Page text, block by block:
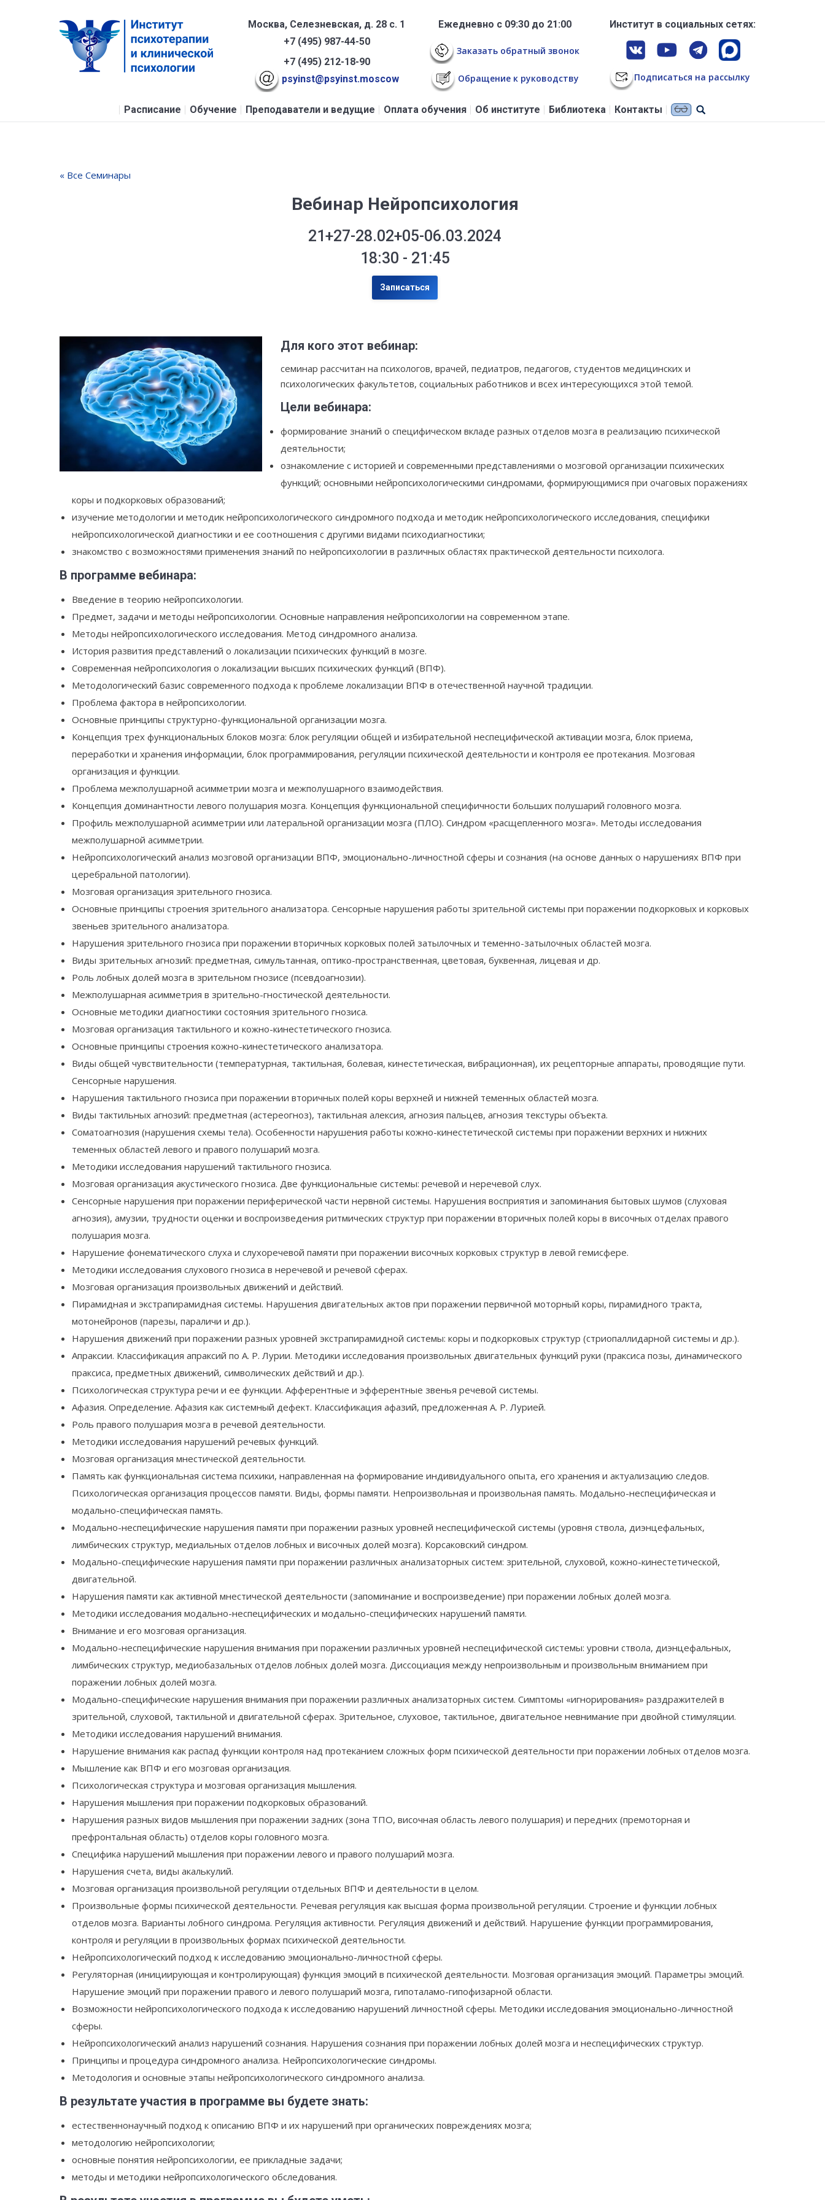
Москва, Селезневская, д. 28 с. 1
+7 (495) 987-44-50
+7 (495) 212-18-90
psyinst@psyinst.moscow
Ежедневно с 09:30 до 21:00
Заказать обратный звонок
Обращение к руководству
Институт в социальных сетях:
Подписаться на рассылку
Расписание Обучение Преподаватели и ведущие Оплата обучения Об институте Библиотека Контакты
« Все Семинары
Вебинар Нейропсихология
21+27-28.02+05-06.03.2024
18:30 - 21:45
Записаться
Для кого этот вебинар:
семинар рассчитан на психологов, врачей, педиатров, педагогов, студентов медицинских и
психологических факультетов, социальных работников и всех интересующихся этой темой.
Цели вебинара:
формирование знаний о специфическом вкладе разных отделов мозга в реализацию психической
деятельности;
ознакомление с историей и современными представлениями о мозговой организации психических
функций; основными нейропсихологическими синдромами, формирующимися при очаговых поражениях
коры и подкорковых образований;
изучение методологии и методик нейропсихологического синдромного подхода и методик нейропсихологического исследования, специфики
нейропсихологической диагностики и ее соотношения с другими видами психодиагностики;
знакомство с возможностями применения знаний по нейропсихологии в различных областях практической деятельности психолога.
В программе вебинара:
Введение в теорию нейропсихологии.
Предмет, задачи и методы нейропсихологии. Основные направления нейропсихологии на современном этапе.
Методы нейропсихологического исследования. Метод синдромного анализа.
История развития представлений о локализации психических функций в мозге.
Современная нейропсихология о локализации высших психических функций (ВПФ).
Методологический базис современного подхода к проблеме локализации ВПФ в отечественной научной традиции.
Проблема фактора в нейропсихологии.
Основные принципы структурно-функциональной организации мозга.
Концепция трех функциональных блоков мозга: блок регуляции общей и избирательной неспецифической активации мозга, блок приема,
переработки и хранения информации, блок программирования, регуляции психической деятельности и контроля ее протекания. Мозговая
организация и функции.
Проблема межполушарной асимметрии мозга и межполушарного взаимодействия.
Концепция доминантности левого полушария мозга. Концепция функциональной специфичности больших полушарий головного мозга.
Профиль межполушарной асимметрии или латеральной организации мозга (ПЛО). Синдром «расщепленного мозга». Методы исследования
межполушарной асимметрии.
Нейропсихологический анализ мозговой организации ВПФ, эмоционально-личностной сферы и сознания (на основе данных о нарушениях ВПФ при
церебральной патологии).
Мозговая организация зрительного гнозиса.
Основные принципы строения зрительного анализатора. Сенсорные нарушения работы зрительной системы при поражении подкорковых и корковых
звеньев зрительного анализатора.
Нарушения зрительного гнозиса при поражении вторичных корковых полей затылочных и теменно-затылочных областей мозга.
Виды зрительных агнозий: предметная, симультанная, оптико-пространственная, цветовая, буквенная, лицевая и др.
Роль лобных долей мозга в зрительном гнозисе (псевдоагнозии).
Межполушарная асимметрия в зрительно-гностической деятельности.
Основные методики диагностики состояния зрительного гнозиса.
Мозговая организация тактильного и кожно-кинестетического гнозиса.
Основные принципы строения кожно-кинестетического анализатора.
Виды общей чувствительности (температурная, тактильная, болевая, кинестетическая, вибрационная), их рецепторные аппараты, проводящие пути.
Сенсорные нарушения.
Нарушения тактильного гнозиса при поражении вторичных полей коры верхней и нижней теменных областей мозга.
Виды тактильных агнозий: предметная (астереогноз), тактильная алексия, агнозия пальцев, агнозия текстуры объекта.
Соматоагнозия (нарушения схемы тела). Особенности нарушения работы кожно-кинестетической системы при поражении верхних и нижних
теменных областей левого и правого полушарий мозга.
Методики исследования нарушений тактильного гнозиса.
Мозговая организация акустического гнозиса. Две функциональные системы: речевой и неречевой слух.
Сенсорные нарушения при поражении периферической части нервной системы. Нарушения восприятия и запоминания бытовых шумов (слуховая
агнозия), амузии, трудности оценки и воспроизведения ритмических структур при поражении вторичных полей коры в височных отделах правого
полушария мозга.
Нарушение фонематического слуха и слухоречевой памяти при поражении височных корковых структур в левой гемисфере.
Методики исследования слухового гнозиса в неречевой и речевой сферах.
Мозговая организация произвольных движений и действий.
Пирамидная и экстрапирамидная системы. Нарушения двигательных актов при поражении первичной моторный коры, пирамидного тракта,
мотонейронов (парезы, параличи и др.).
Нарушения движений при поражении разных уровней экстрапирамидной системы: коры и подкорковых структур (стриопаллидарной системы и др.).
Апраксии. Классификация апраксий по А. Р. Лурии. Методики исследования произвольных двигательных функций руки (праксиса позы, динамического
праксиса, предметных движений, символических действий и др.).
Психологическая структура речи и ее функции. Афферентные и эфферентные звенья речевой системы.
Афазия. Определение. Афазия как системный дефект. Классификация афазий, предложенная А. Р. Лурией.
Роль правого полушария мозга в речевой деятельности.
Методики исследования нарушений речевых функций.
Мозговая организация мнестической деятельности.
Память как функциональная система психики, направленная на формирование индивидуального опыта, его хранения и актуализацию следов.
Психологическая организация процессов памяти. Виды, формы памяти. Непроизвольная и произвольная память. Модально-неспецифическая и
модально-специфическая память.
Модально-неспецифические нарушения памяти при поражении разных уровней неспецифической системы (уровня ствола, диэнцефальных,
лимбических структур, медиальных отделов лобных и височных долей мозга). Корсаковский синдром.
Модально-специфические нарушения памяти при поражении различных анализаторных систем: зрительной, слуховой, кожно-кинестетической,
двигательной.
Нарушения памяти как активной мнестической деятельности (запоминание и воспроизведение) при поражении лобных долей мозга.
Методики исследования модально-неспецифических и модально-специфических нарушений памяти.
Внимание и его мозговая организация.
Модально-неспецифические нарушения внимания при поражении различных уровней неспецифической системы: уровни ствола, диэнцефальных,
лимбических структур, медиобазальных отделов лобных долей мозга. Диссоциация между непроизвольным и произвольным вниманием при
поражении лобных долей мозга.
Модально-специфические нарушения внимания при поражении различных анализаторных систем. Симптомы «игнорирования» раздражителей в
зрительной, слуховой, тактильной и двигательной сферах. Зрительное, слуховое, тактильное, двигательное невнимание при двойной стимуляции.
Методики исследования нарушений внимания.
Нарушение внимания как распад функции контроля над протеканием сложных форм психической деятельности при поражении лобных отделов мозга.
Мышление как ВПФ и его мозговая организация.
Психологическая структура и мозговая организация мышления.
Нарушения мышления при поражении подкорковых образований.
Нарушения разных видов мышления при поражении задних (зона ТПО, височная область левого полушария) и передних (премоторная и
префронтальная область) отделов коры головного мозга.
Специфика нарушений мышления при поражении левого и правого полушарий мозга.
Нарушения счета, виды акалькулий.
Мозговая организация произвольной регуляции отдельных ВПФ и деятельности в целом.
Произвольные формы психической деятельности. Речевая регуляция как высшая форма произвольной регуляции. Строение и функции лобных
отделов мозга. Варианты лобного синдрома. Регуляция активности. Регуляция движений и действий. Нарушение функции программирования,
контроля и регуляции в произвольных формах психической деятельности.
Нейропсихологический подход к исследованию эмоционально-личностной сферы.
Регуляторная (инициирующая и контролирующая) функция эмоций в психической деятельности. Мозговая организация эмоций. Параметры эмоций.
Нарушение эмоций при поражении правого и левого полушарий мозга, гипоталамо-гипофизарной области.
Возможности нейропсихологического подхода к исследованию нарушений личностной сферы. Методики исследования эмоционально-личностной
сферы.
Нейропсихологический анализ нарушений сознания. Нарушения сознания при поражении лобных долей мозга и неспецифических структур.
Принципы и процедура синдромного анализа. Нейропсихологические синдромы.
Методология и основные этапы нейропсихологического синдромного анализа.
В результате участия в программе вы будете знать:
естественнонаучный подход к описанию ВПФ и их нарушений при органических повреждениях мозга;
методологию нейропсихологии;
основные понятия нейропсихологии, ее прикладные задачи;
методы и методики нейропсихологического обследования.